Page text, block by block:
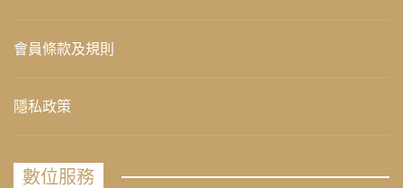
會員條款及規則
隱私政策
數位服務